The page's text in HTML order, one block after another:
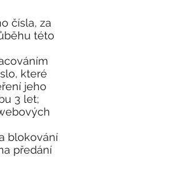
čísla, za
této
které
jeho
3 let;
blokování
předání